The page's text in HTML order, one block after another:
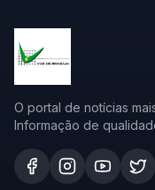
O portal de notícias
Informação de